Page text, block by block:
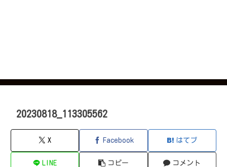
20230818_113305562
X Facebook はてブ
LINE コピー コメント